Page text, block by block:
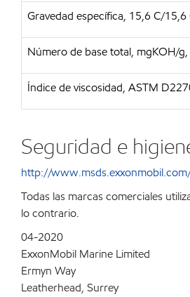
Gravedad específica, 15,6 C/
Número de base total, mgKOH/
Índice de viscosidad, ASTM
Seguridad e
http://
Todas las marcas comerciales
lo contrario.
04-2020
ExxonMobil Marine Limited
Ermyn Way
Leatherhead, Surrey